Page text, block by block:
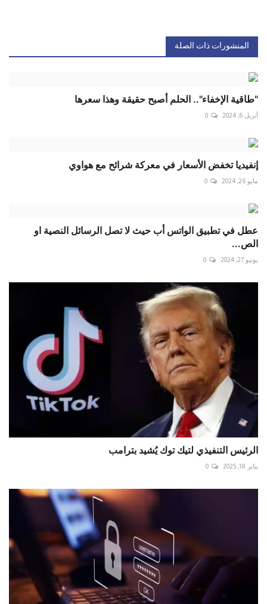
المنشورات ذات الصلة
"طاقية الإخفاء".. الحلم أصبح حقيقة وهذا سعرها
أبريل 6, 2024 0
إنفيديا تخفض الأسعار في معركة شرائح مع هواوي
مايو 26, 2024 0
عطل في تطبيق الواتس أب حيث لا تصل الرسائل النصية او
الص...
يونيو 27, 2024 0
الرئيس التنفيذي لتيك توك يُشيد بترامب
يناير 18, 2025 0